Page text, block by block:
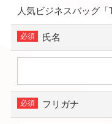
人気ビジネスバッグ
氏名
フリガナ